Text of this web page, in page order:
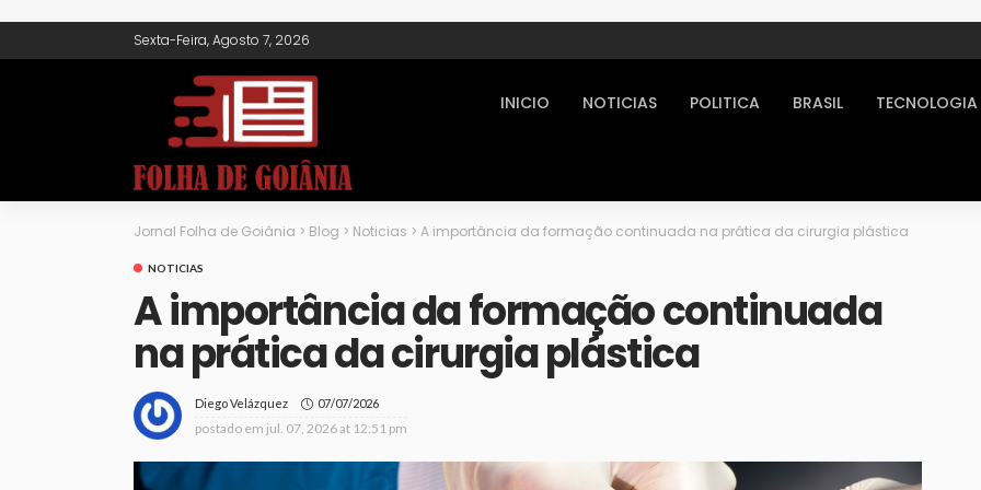
Sexta-Feira, Agosto 7, 2026
INICIO NOTICIAS POLITICA BRASIL TECNOLOGIA
Jornal Folha de Goiânia > Blog > Noticias > A importância da formação continuada na prática da cirurgia plástica
NOTICIAS
A importância da formação continuada
na prática da cirurgia plástica
Diego Velázquez 07/07/2026
postado em jul. 07, 2026 at 12:51 pm